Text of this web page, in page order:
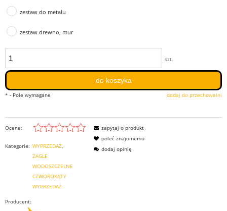
zestaw do metalu
zestaw drewno, mur
szt.
do koszyka
dodaj do przechowalni
* - Pole wymagane
Ocena:
Kategorie: WYPRZEDAŻ
ŻAGLE
WODOSZCZELNE
CZWOROKĄTY
WYPRZEDAŻ
Producent:
zapytaj o produkt
poleć znajomemu
dodaj opinię